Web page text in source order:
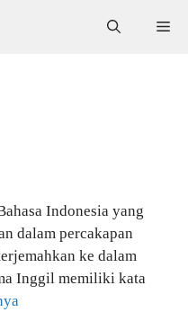
Indonesia yang
dalam percakapan
ke dalam
Inggil memiliki kata